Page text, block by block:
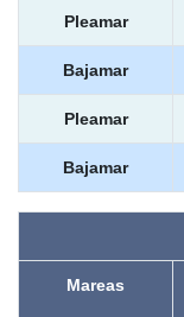
Pleamar
Bajamar
Pleamar
Bajamar
Mareas